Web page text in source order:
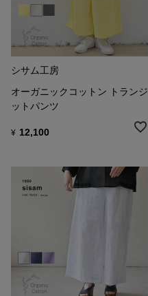
シサム工房
オーガニックコットン トランジ
ットパンツ
¥ 12,100